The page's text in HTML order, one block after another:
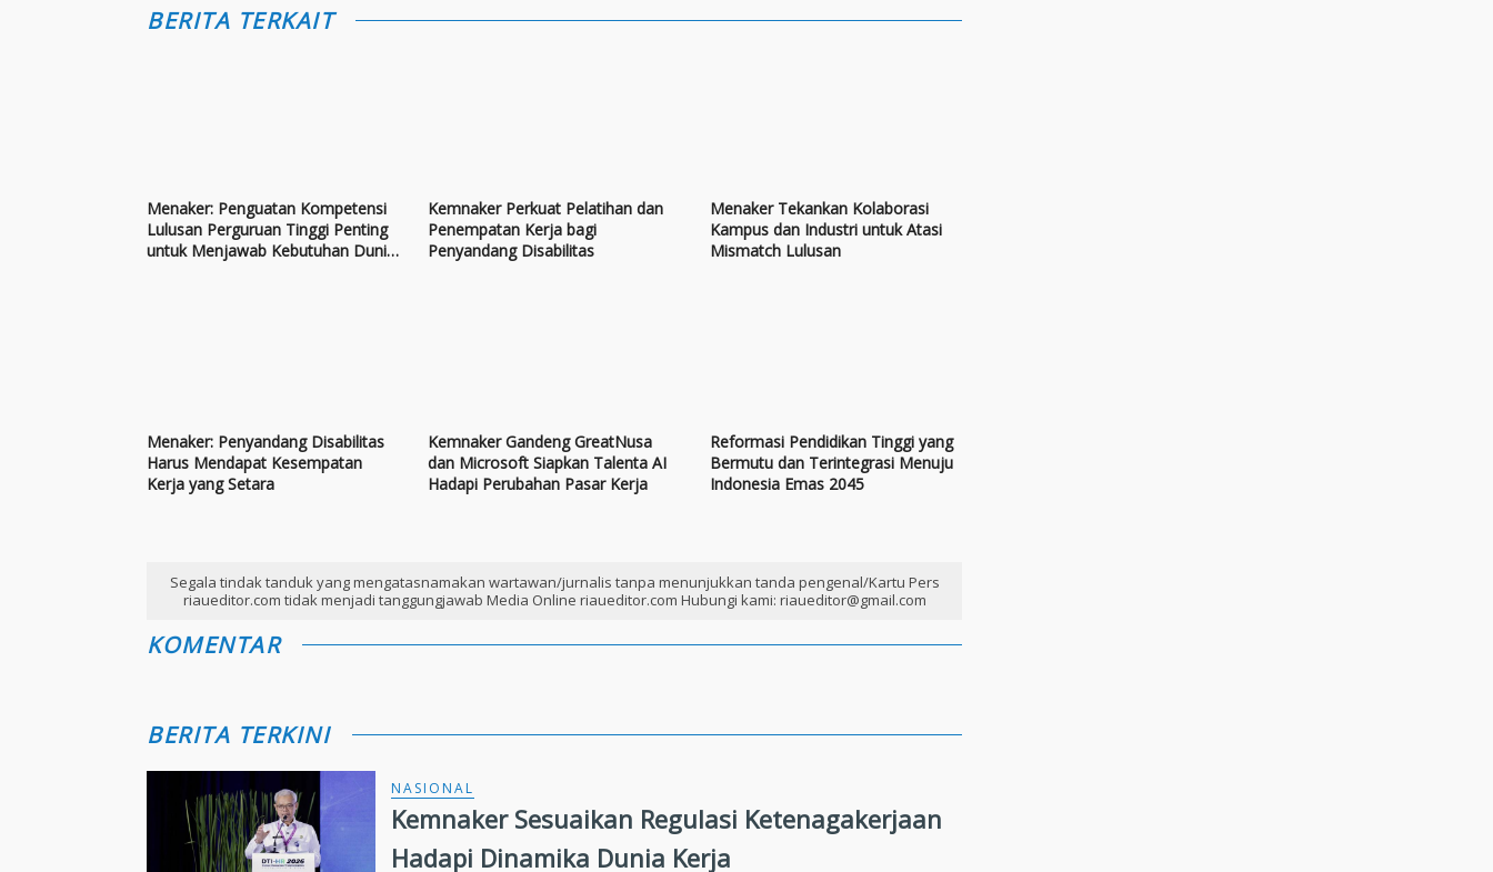
BERITA TERKAIT
Menaker: Penguatan Kompetensi
Lulusan Perguruan Tinggi Penting
untuk Menjawab Kebutuhan Dunia
Kemnaker Perkuat Pelatihan dan
Penempatan Kerja bagi
Penyandang Disabilitas
Menaker Tekankan Kolaborasi
Kampus dan Industri untuk Atasi
Mismatch Lulusan
Menaker: Penyandang Disabilitas
Harus Mendapat Kesempatan
Kerja yang Setara
Kemnaker Gandeng GreatNusa
dan Microsoft Siapkan Talenta AI
Hadapi Perubahan Pasar Kerja
Reformasi Pendidikan Tinggi yang
Bermutu dan Terintegrasi Menuju
Indonesia Emas 2045
Segala tindak tanduk yang mengatasnamakan wartawan/jurnalis tanpa menunjukkan tanda pengenal/Kartu Pers
riaueditor.com tidak menjadi tanggungjawab Media Online riaueditor.com Hubungi kami: riaueditor@gmail.com
KOMENTAR
BERITA TERKINI
NASIONAL
Kemnaker Sesuaikan Regulasi Ketenagakerjaan
Hadapi Dinamika Dunia Kerja